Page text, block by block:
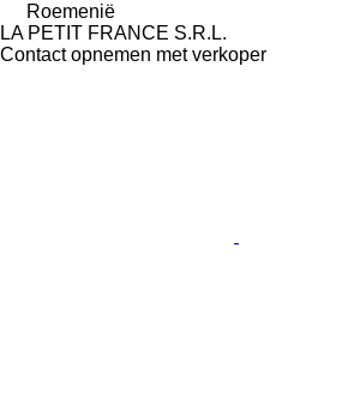
Roemenië
LA PETIT FRANCE S.R.L.
Contact opnemen met verkoper